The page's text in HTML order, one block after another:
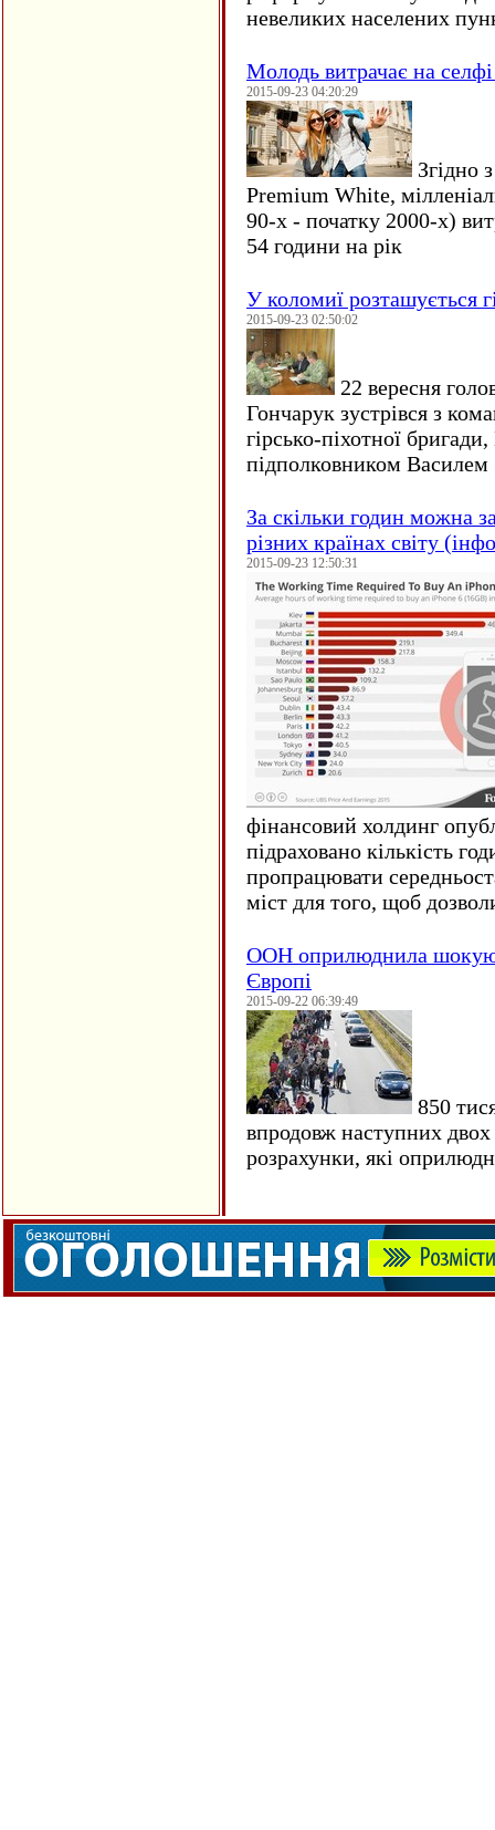
невеликих населених
Молодь витрачає на
2015-09-23 04:20:29
Згідно
Premium White,
90-х - початку 2000-х)
54 години на рік
У коломиї розташується
2015-09-23 02:50:02
22 вересня
Гончарук зустрівся з
гірсько-піхотної
підполковником
За скільки годин можна
різних країнах світу
2015-09-23 12:50:31
фінансовий холдинг
підраховано кількість
пропрацювати
міст для того, щоб
ООН оприлюднила
Європі
2015-09-22 06:39:49
850
впродовж наступних
розрахунки, які